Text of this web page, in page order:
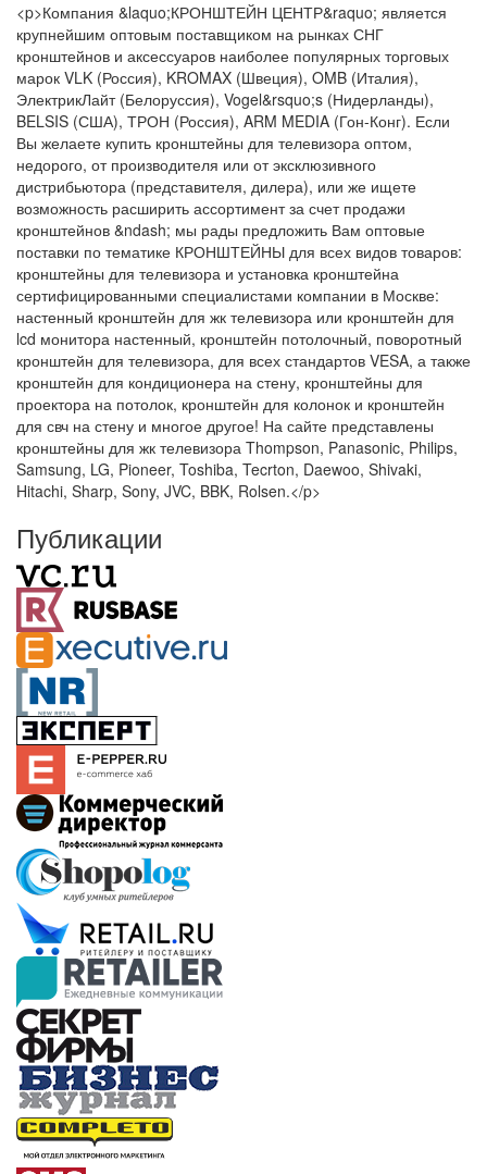
<p>Компания &laquo;КРОНШТЕЙН ЦЕНТР&raquo; является
крупнейшим оптовым поставщиком на рынках СНГ
кронштейнов и аксессуаров наиболее популярных торговых
марок VLK (Россия), KROMAX (Швеция), OMB (Италия),
ЭлектрикЛайт (Белоруссия), Vogel&rsquo;s (Нидерланды),
BELSIS (США), ТРОН (Россия), ARM MEDIA (Гон-Конг). Если
Вы желаете купить кронштейны для телевизора оптом,
недорого, от производителя или от эксклюзивного
дистрибьютора (представителя, дилера), или же ищете
возможность расширить ассортимент за счет продажи
кронштейнов &ndash; мы рады предложить Вам оптовые
поставки по тематике КРОНШТЕЙНЫ для всех видов товаров:
кронштейны для телевизора и установка кронштейна
сертифицированными специалистами компании в Москве:
настенный кронштейн для жк телевизора или кронштейн для
lcd монитора настенный, кронштейн потолочный, поворотный
кронштейн для телевизора, для всех стандартов VESA, а также
кронштейн для кондиционера на стену, кронштейны для
проектора на потолок, кронштейн для колонок и кронштейн
для свч на стену и многое другое! На сайте представлены
кронштейны для жк телевизора Thompson, Panasonic, Philips,
Samsung, LG, Pioneer, Toshiba, Tecrton, Daewoo, Shivaki,
Hitachi, Sharp, Sony, JVC, BBK, Rolsen.</p>
Публикации